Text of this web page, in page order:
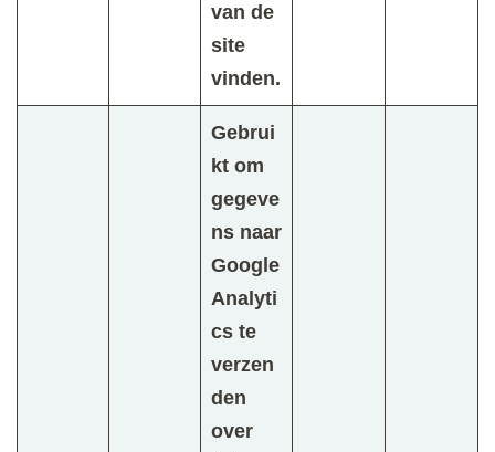
van de
site
vinden.
Gebrui
kt om
gegeve
ns naar
Google
Analyti
cs te
verzen
den
over